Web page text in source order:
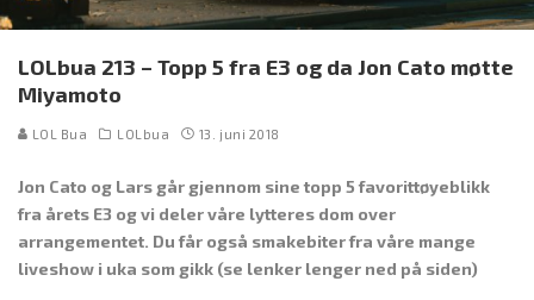
LOLbua 213 – Topp 5 fra E3 og da Jon Cato møtte
Miyamoto
LOL Bua LOLbua 13. juni 2018
Jon Cato og Lars går gjennom sine topp 5 favorittøyeblikk
fra årets E3 og vi deler våre lytteres dom over
arrangementet. Du får også smakebiter fra våre mange
liveshow i uka som gikk (se lenker lenger ned på siden)